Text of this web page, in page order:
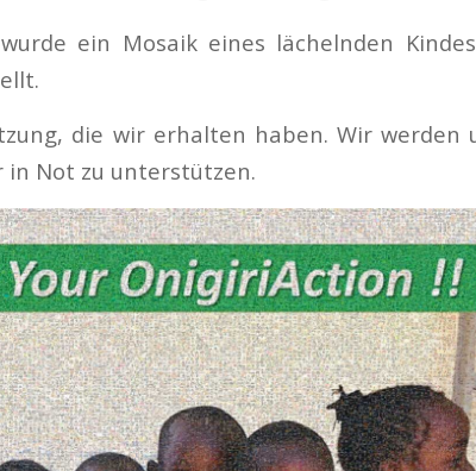
ein Mosaik eines lächelnden
die wir erhalten haben. Wir werden
Not zu unterstützen.